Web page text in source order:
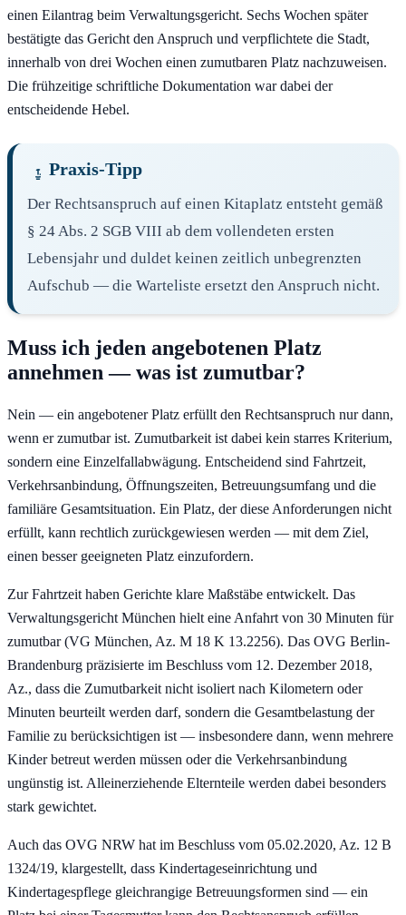
einen Eilantrag beim Verwaltungsgericht. Sechs Wochen später
bestätigte das Gericht den Anspruch und verpflichtete die Stadt,
innerhalb von drei Wochen einen zumutbaren Platz nachzuweisen.
Die frühzeitige schriftliche Dokumentation war dabei der
entscheidende Hebel.
Praxis-Tipp
Der Rechtsanspruch auf einen Kitaplatz entsteht gemäß
§ 24 Abs. 2 SGB VIII ab dem vollendeten ersten
Lebensjahr und duldet keinen zeitlich unbegrenzten
Aufschub — die Warteliste ersetzt den Anspruch nicht.
Muss ich jeden angebotenen Platz
annehmen — was ist zumutbar?
Nein — ein angebotener Platz erfüllt den Rechtsanspruch nur dann,
wenn er zumutbar ist. Zumutbarkeit ist dabei kein starres Kriterium,
sondern eine Einzelfallabwägung. Entscheidend sind Fahrtzeit,
Verkehrsanbindung, Öffnungszeiten, Betreuungsumfang und die
familiäre Gesamtsituation. Ein Platz, der diese Anforderungen nicht
erfüllt, kann rechtlich zurückgewiesen werden — mit dem Ziel,
einen besser geeigneten Platz einzufordern.
Zur Fahrtzeit haben Gerichte klare Maßstäbe entwickelt. Das
Verwaltungsgericht München hielt eine Anfahrt von 30 Minuten für
zumutbar (VG München, Az. M 18 K 13.2256). Das OVG Berlin-
Brandenburg präzisierte im Beschluss vom 12. Dezember 2018,
Az., dass die Zumutbarkeit nicht isoliert nach Kilometern oder
Minuten beurteilt werden darf, sondern die Gesamtbelastung der
Familie zu berücksichtigen ist — insbesondere dann, wenn mehrere
Kinder betreut werden müssen oder die Verkehrsanbindung
ungünstig ist. Alleinerziehende Elternteile werden dabei besonders
stark gewichtet.
Auch das OVG NRW hat im Beschluss vom 05.02.2020, Az. 12 B
1324/19, klargestellt, dass Kindertageseinrichtung und
Kindertagespflege gleichrangige Betreuungsformen sind — ein